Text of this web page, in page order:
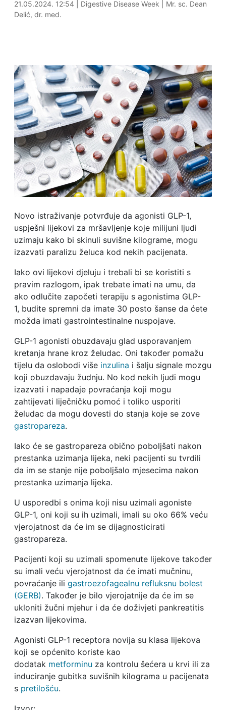
21.05.2024. 13:10
21.05.2024. 12:54| Digestive Disease Week
Mr. sc. Dean
Delić, dr. med.
Novo istraživanje potvrđuje da agonisti GLP-1,
uspješni lijekovi za mršavljenje koje milijuni ljudi
uzimaju kako bi skinuli suvišne kilograme, mogu
izazvati paralizu želuca kod nekih pacijenata.
Iako ovi lijekovi djeluju i trebali bi se koristiti s
pravim razlogom, ipak trebate imati na umu, da
ako odlučite započeti terapiju s agonistima GLP-
1, budite spremni da imate 30 posto šanse da ćete
možda imati gastrointestinalne nuspojave.
GLP-1 agonisti obuzdavaju glad usporavanjem
kretanja hrane kroz želudac. Oni također pomažu
tijelu da oslobodi više inzulina i šalju signale mozgu
koji obuzdavaju žudnju. No kod nekih ljudi mogu
izazvati i napadaje povraćanja koji mogu
zahtijevati liječničku pomoć i toliko usporiti
želudac da mogu dovesti do stanja koje se zove
gastropareza.
Iako će se gastropareza obično poboljšati nakon
prestanka uzimanja lijeka, neki pacijenti su tvrdili
da im se stanje nije poboljšalo mjesecima nakon
prestanka uzimanja lijeka.
U usporedbi s onima koji nisu uzimali agoniste
GLP-1, oni koji su ih uzimali, imali su oko 66% veću
vjerojatnost da će im se dijagnosticirati
gastropareza.
Pacijenti koji su uzimali spomenute lijekove također
su imali veću vjerojatnost da će imati mučninu,
povraćanje ili gastroezofagealnu refluksnu bolest
(GERB). Također je bilo vjerojatnije da će im se
ukloniti žučni mjehur i da će doživjeti pankreatitis
izazvan lijekovima.
Agonisti GLP-1 receptora novija su klasa lijekova
koji se općenito koriste kao
dodatak metforminu za kontrolu šećera u krvi ili za
induciranje gubitka suvišnih kilograma u pacijenata
s pretilošću.